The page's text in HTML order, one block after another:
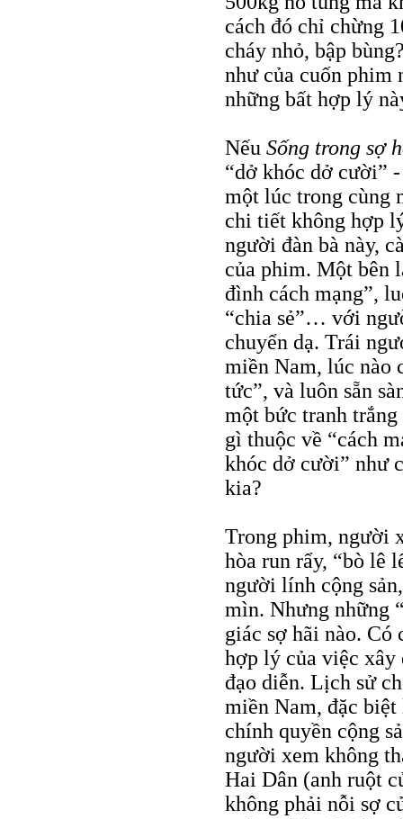
cách đó chỉ chừng
cháy nhỏ, bập
như của cuốn phim
những bất hợp lý
Nếu Sống trong sợ
“dở khóc dở cười”
một lúc trong cùng
chi tiết không hợp
người đàn bà này,
của phim. Một bên
đình cách mạng”,
“chia sẻ”… với
chuyển dạ. Trái
miền Nam, lúc nào
tức”, và luôn sẵn
một bức tranh
gì thuộc về “cách
khóc dở cười” như
kia?
Trong phim, người
hòa run rẩy, “bò lê
người lính cộng
mìn. Nhưng những
giác sợ hãi nào. Có
hợp lý của việc xây
đạo diễn. Lịch sử
miền Nam, đặc
chính quyền cộng
người xem không
Hai Dân (anh ruột
không phải nỗi sợ